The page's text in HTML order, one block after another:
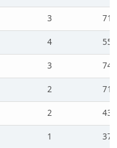
3
71
4
55
3
74
2
71
2
43
1
37